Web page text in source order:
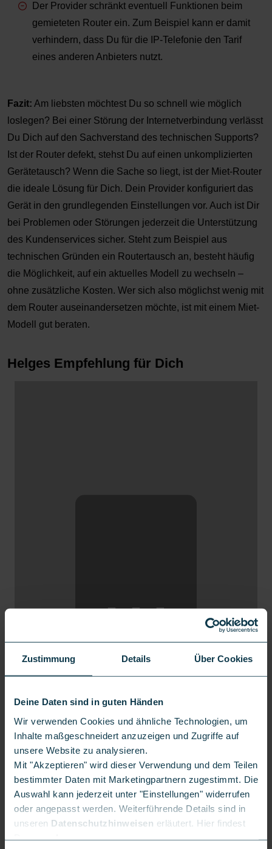
Zustimmung Details Über Cookies
Deine Daten sind in guten Händen
Wir verwenden Cookies und ähnliche Technologien, um
Inhalte maßgeschneidert anzuzeigen und Zugriffe auf
unsere Website zu analysieren.
Mit "Akzeptieren" wird dieser Verwendung und dem Teilen
bestimmter Daten mit Marketingpartnern zugestimmt. Die
Auswahl kann jederzeit unter "Einstellungen" widerrufen
oder angepasst werden. Weiterführende Details sind in
unseren Datenschutzhinweisen erläutert. Hier findest
Du unserImpressum.
Der Provider schränkt eventuell Funktionen beim
gemieteten Router ein. Zum Beispiel kann er damit
verhindern, dass Du für die IP-Telefonie den Tarif
eines anderen Anbieters nutzt.
Fazit: Am liebsten möchtest Du so schnell wie möglich
loslegen? Bei einer Störung der Internetverbindung verlässt
Du Dich auf den Sachverstand des technischen Supports?
Ist der Router defekt, stehst Du auf einen unkomplizierten
Gerätetausch? Wenn die Sache so liegt, ist der Miet-Router
die ideale Lösung für Dich. Dein Provider konfiguriert das
Gerät in den grundlegenden Einstellungen vor. Auch ist Dir
bei Problemen oder Störungen jederzeit die Unterstützung
des Kundenservices sicher. Steht zum Beispiel aus
technischen Gründen ein Routertausch an, besteht häufig
die Möglichkeit, auf ein aktuelles Modell zu wechseln –
ohne zusätzliche Kosten. Wer sich also möglichst wenig mit
dem Router auseinandersetzen möchte, ist mit einem Miet-
Modell gut beraten.
Helges Empfehlung für Dich
⋯